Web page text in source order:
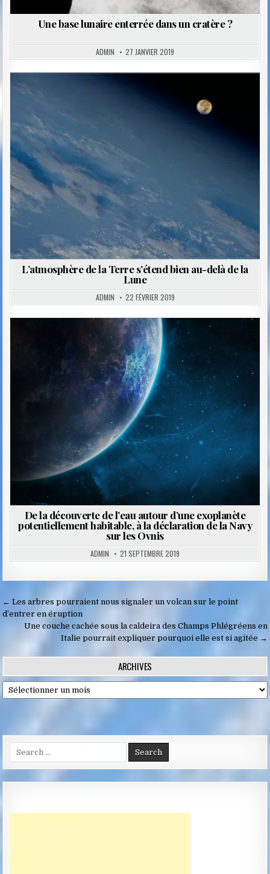
Une base lunaire enterrée dans un cratère ?
ADMIN 27 JANVIER 2019
L’atmosphère de la Terre s’étend bien au-delà de la
Lune
ADMIN 22 FÉVRIER 2019
Posted
in
De la découverte de l’eau autour d’une exoplanète
potentiellement habitable, à la déclaration de la Navy
sur les Ovnis
ADMIN 21 SEPTEMBRE 2019
Navigation
de
l’article
← Les arbres pourraient nous signaler un volcan sur le point
d’entrer en éruption
Une couche cachée sous la caldeira des Champs Phlégréens en
Italie pourrait expliquer pourquoi elle est si agitée →
ARCHIVES
Archives
Search
for: